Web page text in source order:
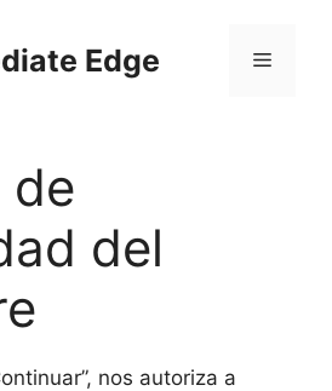
Edge Menú
de
del
nos autoriza a